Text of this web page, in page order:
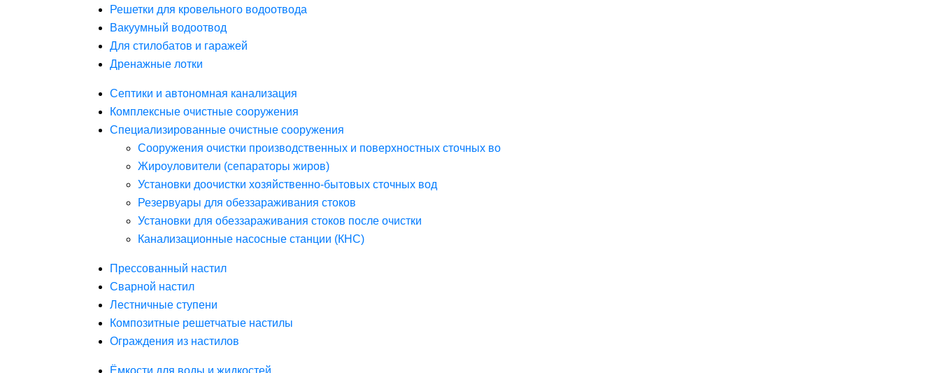
Решетки для кровельного водоотвода
Вакуумный водоотвод
Для стилобатов и гаражей
Дренажные лотки
Септики и автономная канализация
Комплексные очистные сооружения
Специализированные очистные сооружения
Сооружения очистки производственных и поверхностных сточных во
Жироуловители (сепараторы жиров)
Установки доочистки хозяйственно-бытовых сточных вод
Резервуары для обеззараживания стоков
Установки для обеззараживания стоков после очистки
Канализационные насосные станции (КНС)
Прессованный настил
Сварной настил
Лестничные ступени
Композитные решетчатые настилы
Ограждения из настилов
Ёмкости для воды и жидкостей